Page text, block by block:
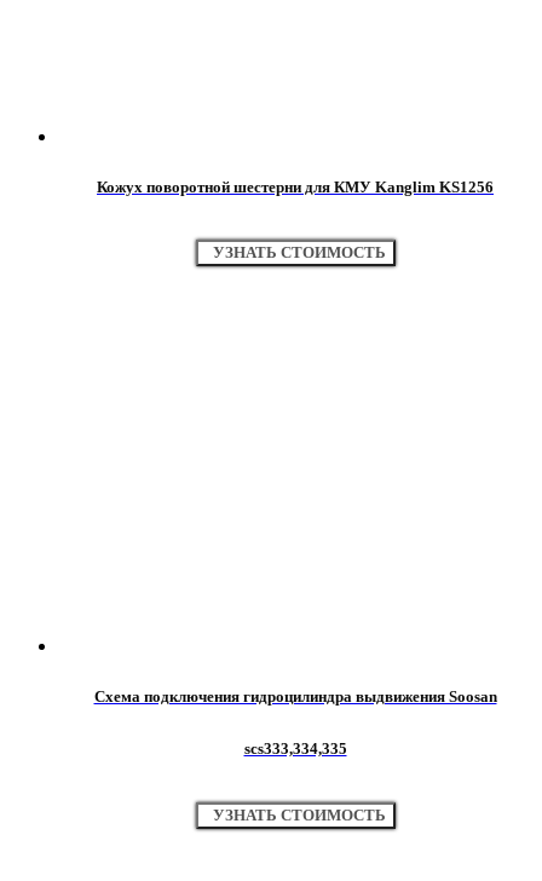
Кожух поворотной шестерни для КМУ Kanglim KS1256
УЗНАТЬ СТОИМОСТЬ
Схема подключения гидроцилиндра выдвижения Soosan
scs333,334,335
УЗНАТЬ СТОИМОСТЬ